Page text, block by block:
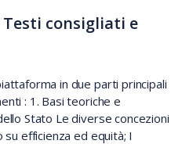
consigliati e
in due parti principali
: 1. Basi teoriche e
Stato Le diverse concezioni
efficienza ed equità; I